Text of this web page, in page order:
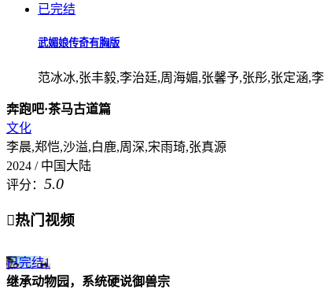
已完结
武媚娘传奇有胸版
范冰冰,张丰毅,李治廷,周海媚,张馨予,张彤,张定涵,
奔跑吧·茶马古道篇
文化
李晨,郑恺,沙溢,白鹿,周深,宋雨琦,张真源
2024 / 中国大陆
评分： 5.0
热门视频
已完结1
继承动物园，系统硬说御兽宗